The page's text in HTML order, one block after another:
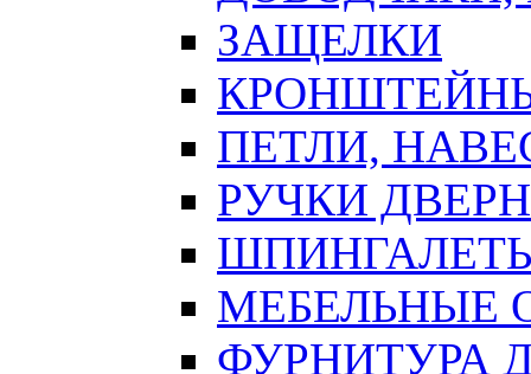
ЗАЩЕЛКИ
ПЕТЛИ,
РУЧКИ
МЕБЕЛЬНЫЕ
ФУРНИТУРА